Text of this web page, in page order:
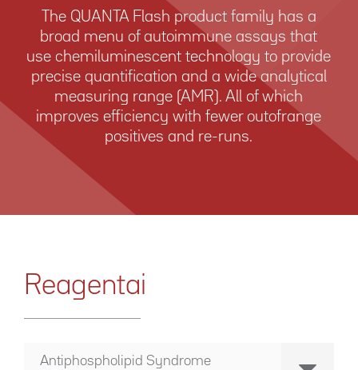
The QUANTA Flash product family has a
broad menu of autoimmune assays that
use chemiluminescent technology to provide
precise quantification and a wide analytical
measuring range (AMR). All of which
improves efficiency with fewer out­of­range
positives and re-runs.
Reagentai
Antiphospholipid Syndrome